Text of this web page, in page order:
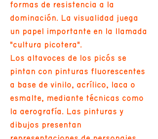
formas de resistencia a la
dominación. La visualidad juega
un papel importante en la llamada
"cultura picotera".
Los altavoces de los picós se
pintan con pinturas fluorescentes
a base de vinilo, acrílico, laca o
esmalte, mediante técnicas como
la aerografía. Las pinturas y
dibujos presentan